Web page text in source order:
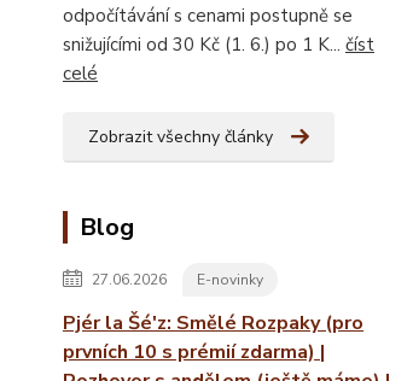
odpočítávání s cenami postupně se
snižujícími od 30 Kč (1. 6.) po 1 K... číst
celé
Zobrazit všechny články
Blog
27.06.2026 E-novinky
Pjér la Šé'z: Smělé Rozpaky (pro
prvních 10 s prémií zdarma) |